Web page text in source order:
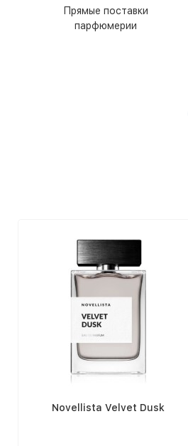
Прямые поставки
парфюмерии
Novellista Velvet Dusk